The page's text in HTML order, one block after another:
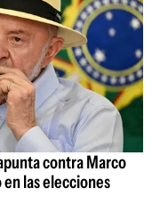
contra Marco
en las elecciones